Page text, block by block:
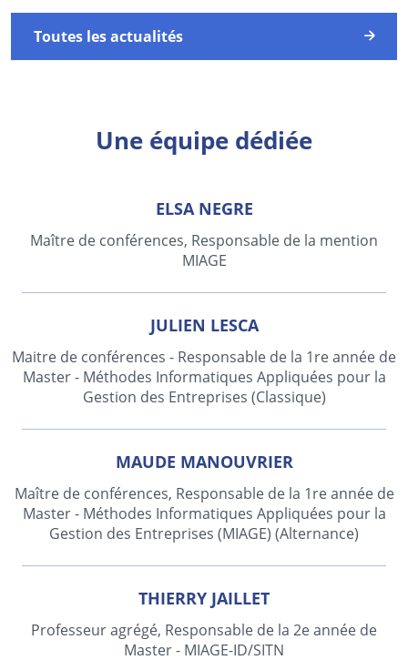
Toutes les actualités
Une équipe dédiée
ELSA NEGRE
Maître de conférences, Responsable de la mention
MIAGE
JULIEN LESCA
Maitre de conférences - Responsable de la 1re année de
Master - Méthodes Informatiques Appliquées pour la
Gestion des Entreprises (Classique)
MAUDE MANOUVRIER
Maître de conférences, Responsable de la 1re année de
Master - Méthodes Informatiques Appliquées pour la
Gestion des Entreprises (MIAGE) (Alternance)
THIERRY JAILLET
Professeur agrégé, Responsable de la 2e année de
Master - MIAGE-ID/SITN